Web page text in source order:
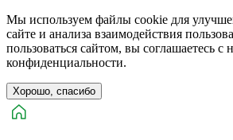
Мы используем файлы cookie для
сайте и анализа взаимодействия
пользоваться сайтом, вы соглашаетесь
конфиденциальности.
Хорошо, спасибо